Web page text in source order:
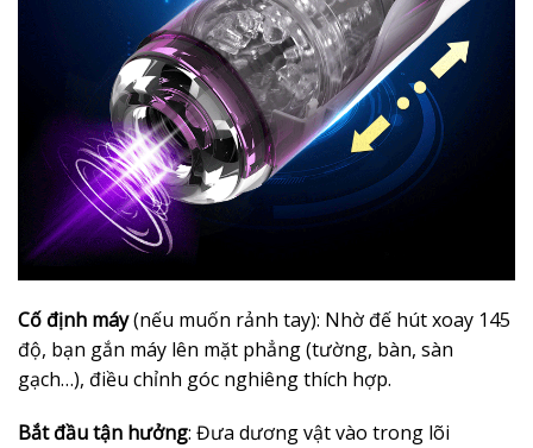
Cố định máy(nếu muốn rảnh tay): Nhờ đế hút xoay 145
độ, bạn gắn máy lên mặt phẳng (tường, bàn, sàn
gạch…), điều chỉnh góc nghiêng thích hợp.
Bắt đầu tận hưởng: Đưa dương vật vào trong lõi